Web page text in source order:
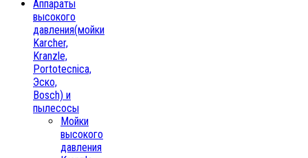
Аппараты
высокого
давления(мойки
Karcher,
Kranzle,
Portotecnica,
Эско,
Bosch) и
пылесосы
Мойки
высокого
давления